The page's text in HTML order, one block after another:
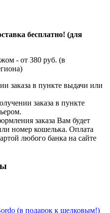
бесплатно! (для
- от 380 руб. (в
заказа в пункте выдачи или
заказа в пункте
заказа Вам будет
номер кошелька. Оплата
любого банка на сайте
(в подарок к шелковым!)